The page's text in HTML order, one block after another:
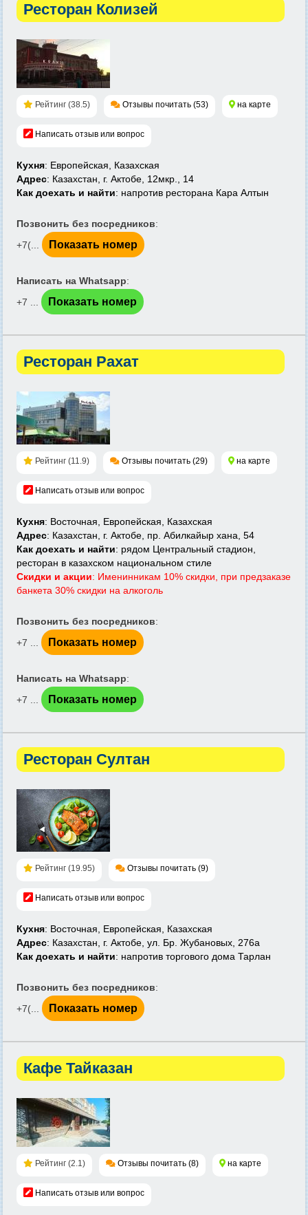
Ресторан Колизей
Рейтинг (38.5) Отзывы почитать (53) на карте
Написать отзыв или вопрос
Кухня: Европейская, Казахская
Адрес: Казахстан, г. Актобе, 12мкр., 14
Как доехать и найти: напротив ресторана Кара Алтын
Позвонить без посредников:
+7(...
Показать номер
Написать на Whatsapp:
+7 ...
Показать номер
Ресторан Рахат
Рейтинг (11.9) Отзывы почитать (29) на карте
Написать отзыв или вопрос
Кухня: Восточная, Европейская, Казахская
Адрес: Казахстан, г. Актобе, пр. Абилкайыр хана, 54
Как доехать и найти: рядом Центральный стадион,
ресторан в казахском национальном стиле
Скидки и акции: Именинникам 10% скидки, при предзаказе
банкета 30% скидки на алкоголь
Позвонить без посредников:
+7 ...
Показать номер
Написать на Whatsapp:
+7 ...
Показать номер
Ресторан Султан
Рейтинг (19.95) Отзывы почитать (9)
Написать отзыв или вопрос
Кухня: Восточная, Европейская, Казахская
Адрес: Казахстан, г. Актобе, ул. Бр. Жубановых, 276а
Как доехать и найти: напротив торгового дома Тарлан
Позвонить без посредников:
+7(...
Показать номер
Кафе Тайказан
Рейтинг (2.1) Отзывы почитать (8) на карте
Написать отзыв или вопрос